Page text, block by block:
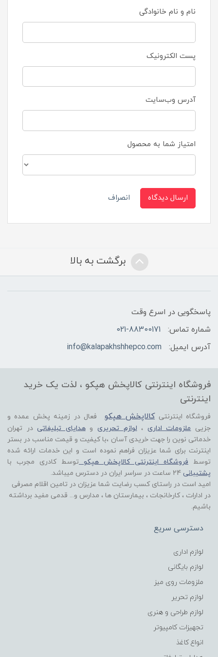
نام و نام خانوادگی
پست الکترونیک
آدرس وب‌سایت
امتیاز شما به محصول
ارسال دیدگاه انصراف
برگشت به بالا
پاسخگویی در اسرع وقت
شماره تماس:
021-88300171
آدرس ایمیل:
info@kalapakhshhepco.com
فروشگاه اینترنتی کالاپخش هپکو ، لذت یک خرید
اینترنتی
فروشگاه اینترنتی کالاپخش هپکو
فعال در زمینه پخش عمده و
جزییملزومات اداری ،لوازم تحریری وهدایای تبلیغاتیدر تهران
خدماتی نوین را جهت خریدی آسان ،با کیفیت و قیمت مناسب در بستر
اینترنت برای شما عزیزان فراهم نموده است و این خدمات ارائه شده
توسط فروشگاه اینترنتی کالاپخش هپکو
توسط کادری مجرب با
پشتیبانی
امید است در راستای کسب رضایت شما عزیزان در تامین اقلام مصرفی
در ادارات ، کارخانجات ، بیمارستان ها ، مدارس و... قدمی مفید برداشته
باشیم.
دسترسی سریع
لوازم اداری
لوازم بایگانی
ملزومات روی میز
لوازم تحریر
لوازم طراحی و هنری
تجهیزات کامپیوتر
انواع کاغذ